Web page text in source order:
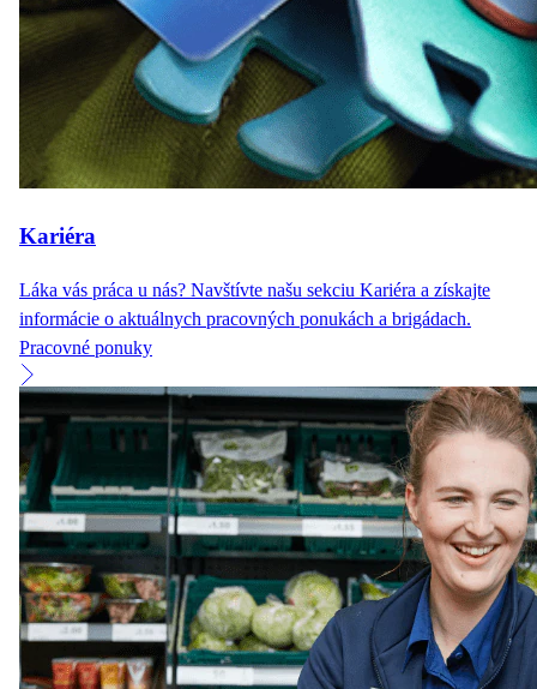
Kariéra
Láka vás práca u nás? Navštívte našu sekciu Kariéra a získajte
informácie o aktuálnych pracovných ponukách a brigádach.
Pracovné ponuky